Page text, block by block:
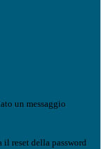
un messaggio
il reset della password